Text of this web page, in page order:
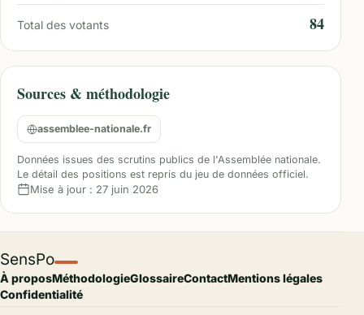
Total des votants 84
Sources & méthodologie
assemblee-nationale.fr
Données issues des scrutins publics de l'Assemblée nationale.
Le détail des positions est repris du jeu de données officiel.
Mise à jour : 27 juin 2026
SensPo
À proposMéthodologieGlossaireContactMentions légales
Confidentialité